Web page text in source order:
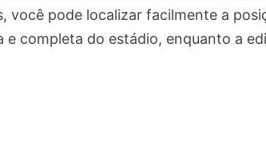
você pode localizar facilmente a
completa do estádio, enquanto a